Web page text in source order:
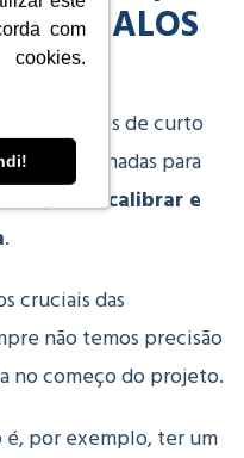
com
operações de curto
desenhadas para
de calibrar e
.
cruciais das
não temos precisão
no começo do projeto.
é, por exemplo, ter um